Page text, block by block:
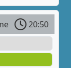
20:50